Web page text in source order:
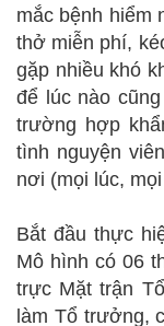
mắc bệnh hiểm
thở miễn phí,
gặp nhiều khó
để lúc nào
trường hợp
tình nguyện
nơi (mọi lúc,
Bắt đầu thực
Mô hình có 06
trực Mặt trận
làm Tổ trưởng,